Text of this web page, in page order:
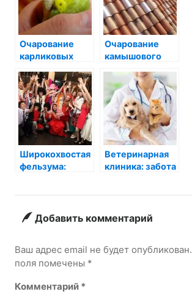
Очарование
карликовых
маленькие
чудеса с
большими
сердцами
Очарование
камышового
он завоёвывает
сердца
кошатников
Широкохвостая
фельзума:
Ветеринарная
клиника: забота
Добавить комментарий
Ваш адрес email не будет опубликован.
поля помечены *
Комментарий *